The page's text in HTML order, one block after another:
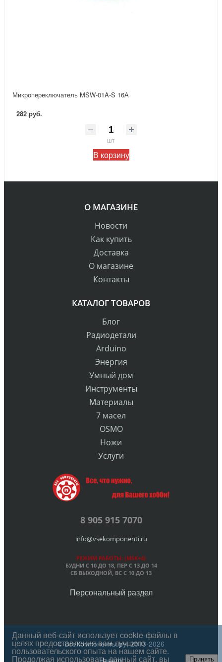
Микропереключатель MSW-01A-S 16А
282 руб.
шт
В корзину
О МАГАЗИНЕ
Новости
Как купить
Доставка
О магазине
Контакты
КАТАЛОГ ТОВАРОВ
Блог
Радиодетали
Arduino
Энергия
Умный дом
Инструменты
Материалы
7 масел
OSMO
Ножи
Услуги
8 905 915 7070
info@vsekomponenti.ru
РЕЖИМ РАБОТЫ: (MSK+4)
БУДНИ С 10 ДО 18, ПЕРС 13 ДО 14
СБ ВЫХОДНОЙ, ВС С 10 ДО 13
Персональный раздел
© ВсеКомпоненты.ру, 2013-2026
Данный веб-сайт использует cookie-файлы в
целях предоставления вам лучшего
пользовательского опыта на нашем сайте.
Продолжая использовать данный сайт, вы Принять